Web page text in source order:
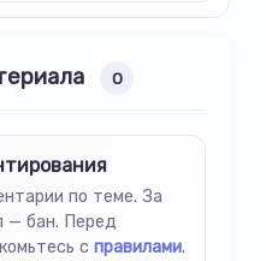
0
по теме. За
— бан. Перед
с правилами.